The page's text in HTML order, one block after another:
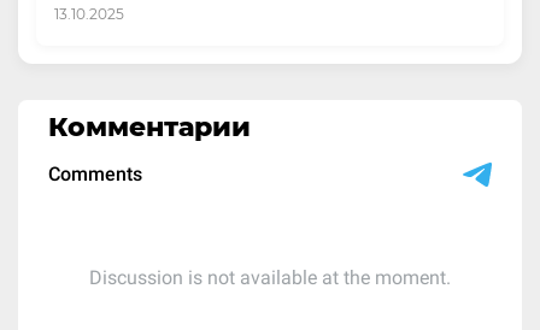
13.10.2025
Комментарии